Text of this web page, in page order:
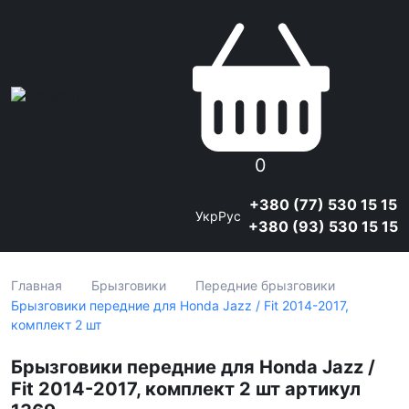
0
УкрРус
+380 (77) 530 15 15
+380 (93) 530 15 15
Главная Брызговики
Передние брызговики
Брызговики передние для Honda Jazz / Fit 2014-2017,
комплект 2 шт
Брызговики передние для Honda Jazz /
Fit 2014-2017, комплект 2 шт артикул